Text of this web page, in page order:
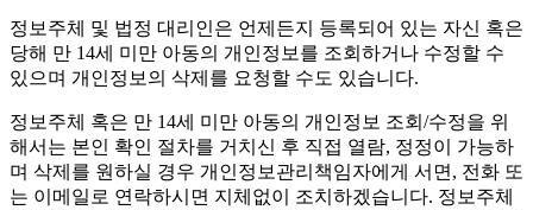
정보주체 및 법정 대리인은 언제든지 등록되어 있는 자신 혹은
당해 만 14세 미만 아동의 개인정보를 조회하거나 수정할 수
있으며 개인정보의 삭제를 요청할 수도 있습니다.
정보주체 혹은 만 14세 미만 아동의 개인정보 조회/수정을 위
해서는 본인 확인 절차를 거치신 후 직접 열람, 정정이 가능하
며 삭제를 원하실 경우 개인정보관리책임자에게 서면, 전화 또
는 이메일로 연락하시면 지체없이 조치하겠습니다. 정보주체